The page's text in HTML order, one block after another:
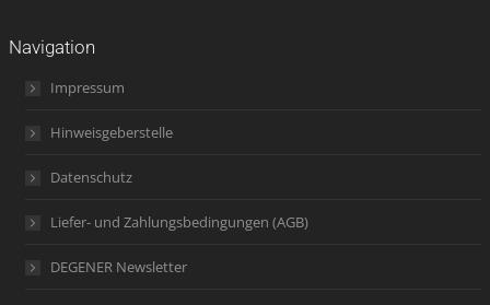
Navigation
Impressum
Hinweisgeberstelle
Datenschutz
Liefer- und Zahlungsbedingungen (AGB)
DEGENER Newsletter